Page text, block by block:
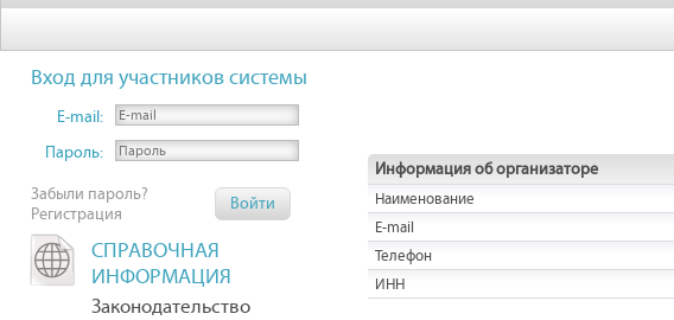
Вход для участников системы
E-mail:
Пароль:
Забыли пароль?
Регистрация
СПРАВОЧНАЯ
ИНФОРМАЦИЯ
Законодательство
Информация об организаторе
Наименование
E-mail
Телефон
ИНН